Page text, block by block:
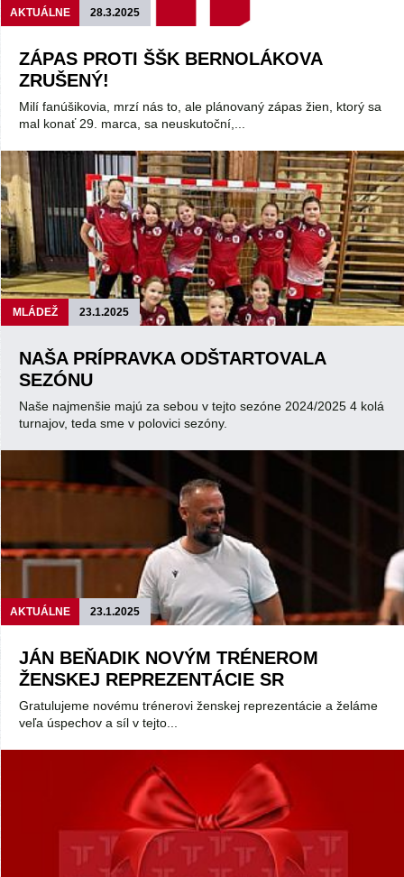
AKTUÁLNE 28.3.2025
ZÁPAS PROTI ŠŠK BERNOLÁKOVA
ZRUŠENÝ!
Milí fanúšikovia, mrzí nás to, ale plánovaný zápas žien, ktorý sa
mal konať 29. marca, sa neuskutoční,...
MLÁDEŽ 23.1.2025
NAŠA PRÍPRAVKA ODŠTARTOVALA
SEZÓNU
Naše najmenšie majú za sebou v tejto sezóne 2024/2025 4 kolá
turnajov, teda sme v polovici sezóny.
AKTUÁLNE 23.1.2025
JÁN BEŇADIK NOVÝM TRÉNEROM
ŽENSKEJ REPREZENTÁCIE SR
Gratulujeme novému trénerovi ženskej reprezentácie a želáme
veľa úspechov a síl v tejto...